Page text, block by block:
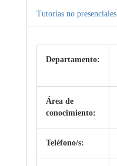
Tutorías no presenciales
Departamento:
Área de
conocimiento:
Teléfono/s: